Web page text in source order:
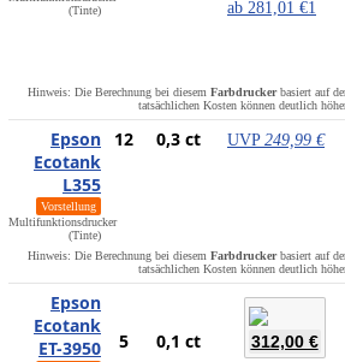
(Tinte)
ab 281,01 €1
Hinweis: Die Berechnung bei diesem Farbdruckerbasiert auf
tatsächlichen Kosten können deutlich
Epson
Ecotank
L355
Vorstellung
Multifunktionsdrucker
(Tinte)
12 0,3 ct UVP 249,99 €
Hinweis: Die Berechnung bei diesem Farbdruckerbasiert auf
tatsächlichen Kosten können deutlich
Epson
Ecotank
ET-3950
5 0,1 ct 312,00 €